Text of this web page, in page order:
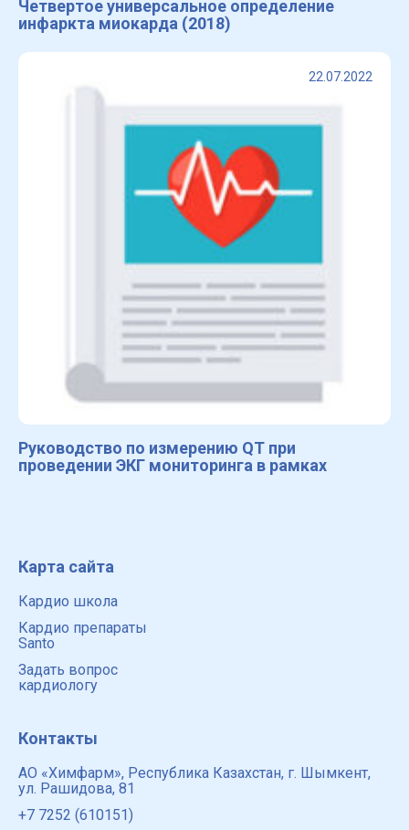
Четвертое универсальное определение
инфаркта миокарда (2018)
22.07.2022
Руководство по измерению QT при
проведении ЭКГ мониторинга в рамках
Карта сайта
Кардио школа
Кардио препараты
Santo
Задать вопрос
кардиологу
Контакты
АО «Химфарм», Республика Казахстан, г. Шымкент,
ул. Рашидова, 81
+7 7252 (610151)